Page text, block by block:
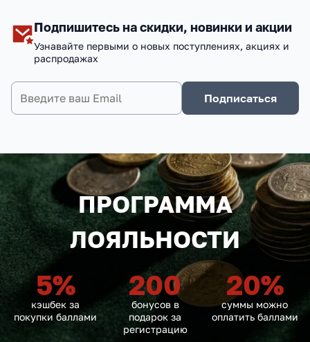
Подпишитесь на скидки, новинки и акции
Узнавайте первыми о новых поступлениях, акциях и
распродажах
Подписаться
ПРОГРАММА
ЛОЯЛЬНОСТИ
5%
кэшбек за
покупки баллами
200
бонусов в
подарок за
регистрацию
20%
суммы можно
оплатить баллами